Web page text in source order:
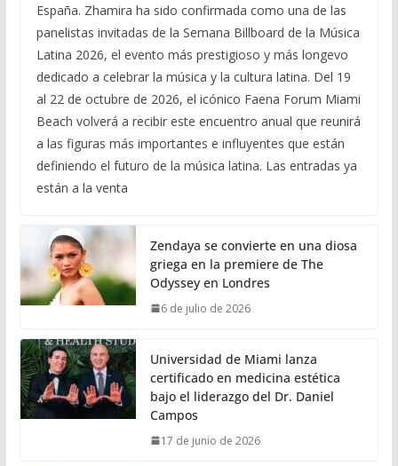
España. Zhamira ha sido confirmada como una de las
panelistas invitadas de la Semana Billboard de la Música
Latina 2026, el evento más prestigioso y más longevo
dedicado a celebrar la música y la cultura latina. Del 19
al 22 de octubre de 2026, el icónico Faena Forum Miami
Beach volverá a recibir este encuentro anual que reunirá
a las figuras más importantes e influyentes que están
definiendo el futuro de la música latina. Las entradas ya
están a la venta
Zendaya se convierte en una diosa
griega en la premiere de The
Odyssey en Londres
6 de julio de 2026
Universidad de Miami lanza
certificado en medicina estética
bajo el liderazgo del Dr. Daniel
Campos
17 de junio de 2026